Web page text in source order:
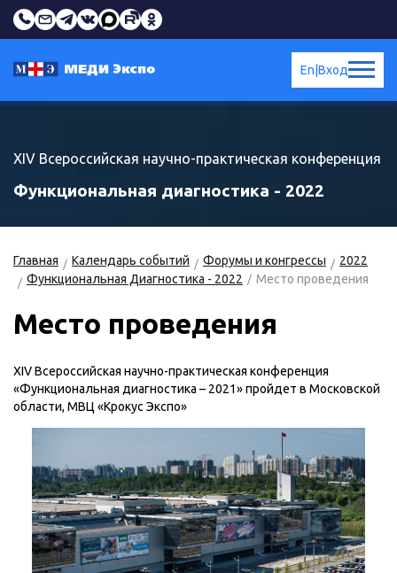
Вход
En
XIV Всероссийская научно-практическая конференция
Функциональная диагностика - 2022
Главная Календарь событий Форумы и конгрессы
2022
Функциональная Диагностика - 2022
Место проведения
Место проведения
XIV Всероссийская научно-практическая конференция
«Функциональная диагностика – 2021» пройдет в Московской
области, МВЦ «Крокус Экспо»